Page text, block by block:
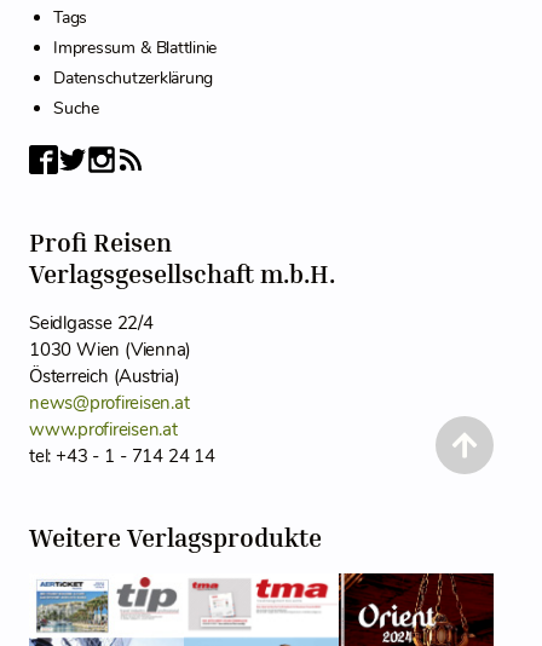
Tags
Impressum & Blattlinie
Datenschutzerklärung
Suche
Profi Reisen
Verlagsgesellschaft m.b.H.
Seidlgasse 22/4
1030 Wien (Vienna)
Österreich (Austria)
news@profireisen.at
www.profireisen.at
tel: +43 - 1 - 714 24 14
Weitere Verlagsprodukte